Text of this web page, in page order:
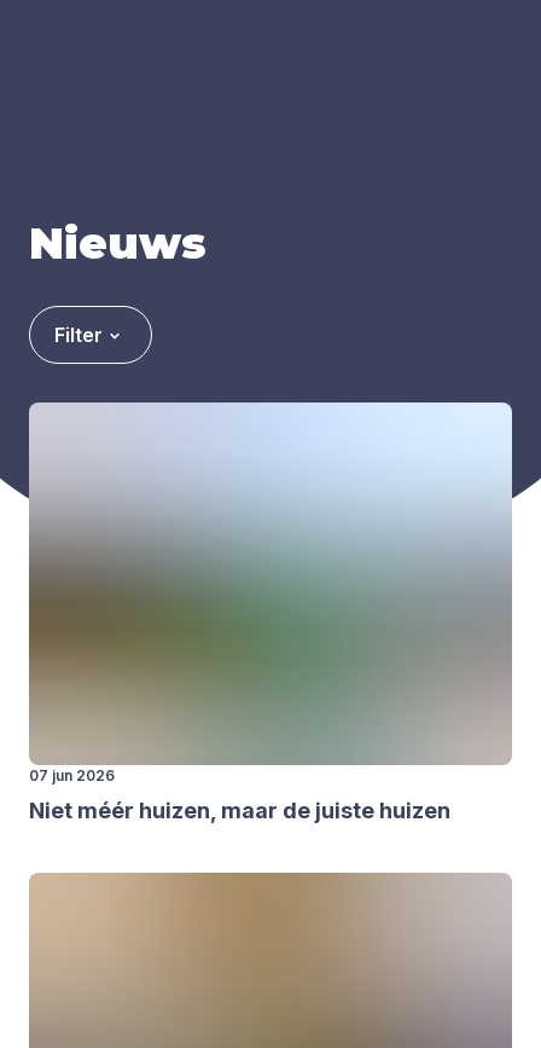
Nieuws
Filter
07 jun 2026
Niet méér hui­zen, maar de juis­te hui­zen